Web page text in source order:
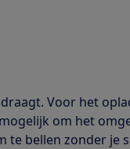
Voor het
om het
bellen zonder je